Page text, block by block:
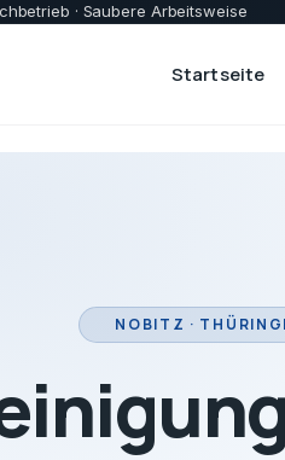
· Saubere Arbeitsweise
Startseite
NOBITZ ·